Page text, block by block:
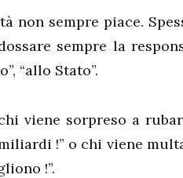
non sempre piace.
sempre la
“allo Stato”.
viene sorpreso a
!” o chi viene
!”.